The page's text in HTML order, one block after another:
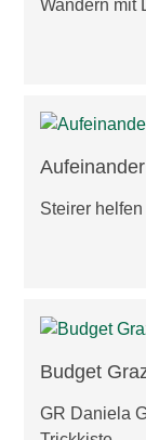
Wandern mit
Steirer
Budget
GR Daniela